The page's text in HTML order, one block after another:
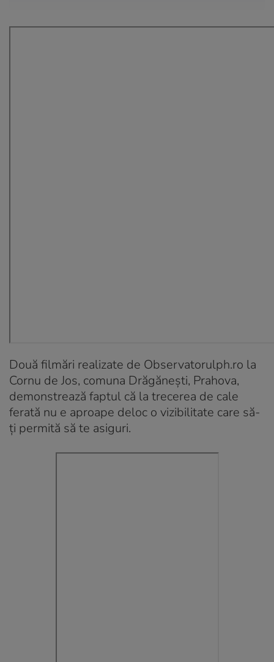
Două filmări realizate de Observatorulph.ro la
Cornu de Jos, comuna Drăgănești, Prahova,
demonstrează faptul că la trecerea de cale
ferată nu e aproape deloc o vizibilitate care să-
ți permită să te asiguri.